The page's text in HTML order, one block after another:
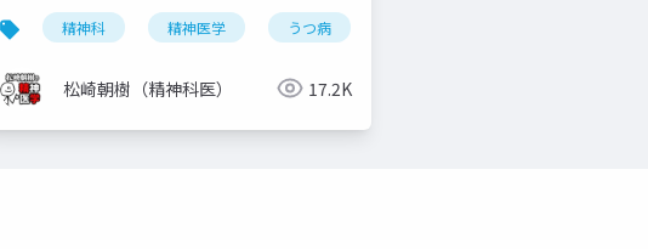
dsm-5 精神科 精神医学 うつ病
松崎朝樹（精神科医） 17.2K